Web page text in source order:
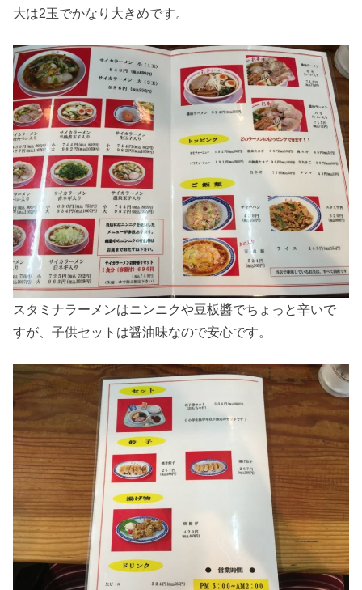
大は2玉でかなり大きめです。
スタミナラーメンはニンニクや豆板醬でちょっと辛いで
すが、子供セットは醤油味なので安心です。